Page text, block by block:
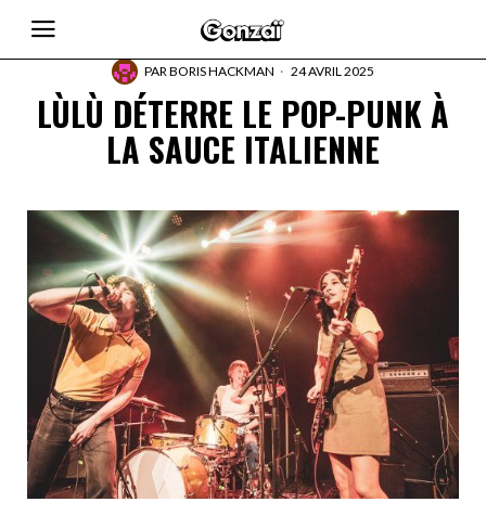
PARBORIS HACKMAN 24 AVRIL 2025
LÙLÙ DÉTERRE LE POP-PUNK À
LA SAUCE ITALIENNE